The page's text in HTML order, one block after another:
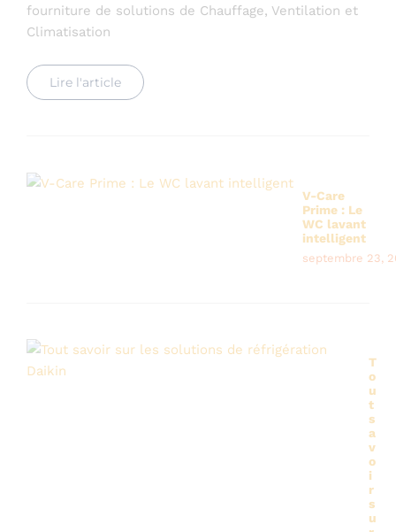
fourniture de solutions de Chauffage, Ventilation et
Climatisation
Lire l'article
V-Care
Prime : Le
WC lavant
intelligent
septembre 23,
T
o
u
t
s
a
v
o
i
r
s
u